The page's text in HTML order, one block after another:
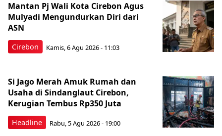
Cirebon
Mantan Pj Wali Kota Cirebon Agus
Mulyadi Mengundurkan Diri dari
ASN
Kamis, 6 Agu 2026 - 11:03
Headline
Si Jago Merah Amuk Rumah dan
Usaha di Sindanglaut Cirebon,
Kerugian Tembus Rp350 Juta
Rabu, 5 Agu 2026 - 19:00